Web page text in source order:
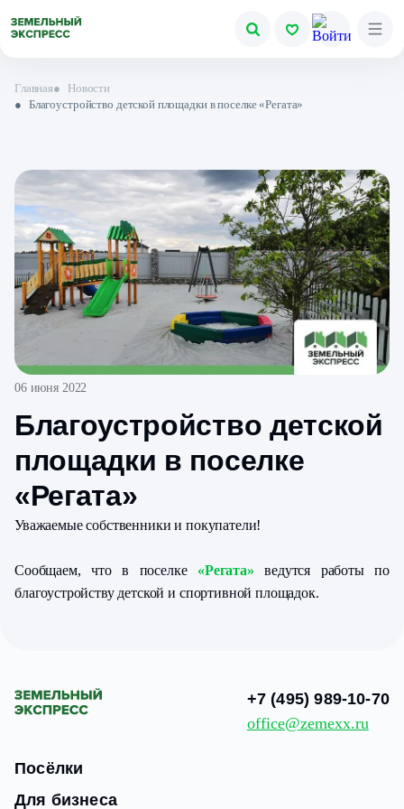
Главная●
Новости
● Благоустройство детской площадки в поселке «Регата»
06 июня 2022
Благоустройство детской
площадки в поселке
«Регата»
Уважаемые собственники и покупатели!
Сообщаем, что в поселке «Регата» ведутся работы по
благоустройству детской и спортивной площадок.
Посёлки
Для бизнеса
+7 (495) 989-10-70
office@zemexx.ru